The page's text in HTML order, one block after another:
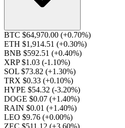
BTC $64,970.00 (+0.70%)
ETH $1,914.51 (+0.30%)
BNB $592.51 (+0.40%)
XRP $1.03 (-1.10%)
SOL $73.82 (+1.30%)
TRX $0.33 (+0.10%)
HYPE $54.32 (-3.20%)
DOGE $0.07 (+1.40%)
RAIN $0.01 (+1.40%)
LEO $9.76 (+0.00%)
ZEC $511.12 (+3.60%)